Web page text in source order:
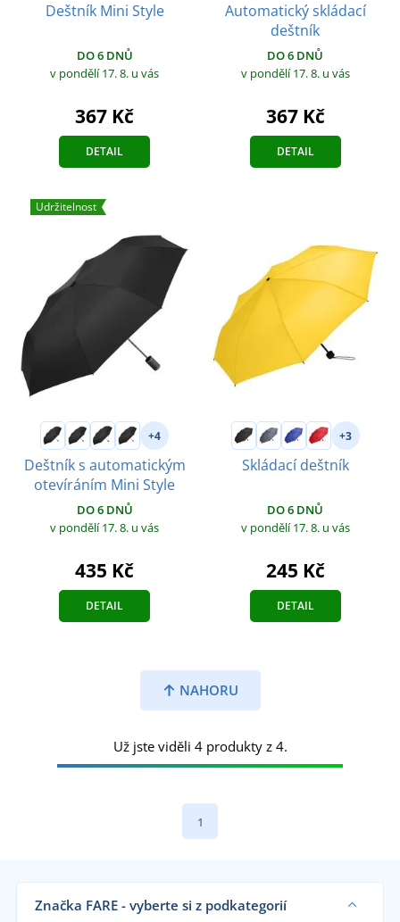
Deštník Mini Style
DO 6 DNŮ
v pondělí 17. 8. u vás
367 Kč
DETAIL
Automatický skládací
deštník
DO 6 DNŮ
v pondělí 17. 8. u vás
367 Kč
DETAIL
Udržitelnost
+4
Deštník s automatickým
otevíráním Mini Style
DO 6 DNŮ
v pondělí 17. 8. u vás
435 Kč
DETAIL
+3
Skládací deštník
DO 6 DNŮ
v pondělí 17. 8. u vás
245 Kč
DETAIL
NAHORU
Už jste viděli 4 produkty z 4.
1
Značka FARE - vyberte si z podkategorií